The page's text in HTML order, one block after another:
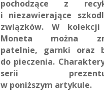
pochodzące z
i niezawierające
związków. W kolekcji
Moneta można
patelnie, garnki oraz
do pieczenia.
serii
w poniższym artykule.